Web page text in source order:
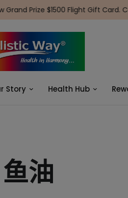
Prize $1500 Flight Gift Card.
Story Health Hub
鱼油